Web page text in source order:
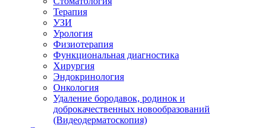
Терапия
УЗИ
Урология
Физиотерапия
Функциональная диагностика
Хирургия
Эндокринология
Онкология
Удаление бородавок, родинок и
доброкачественных новообразований
(Видеодерматоскопия)